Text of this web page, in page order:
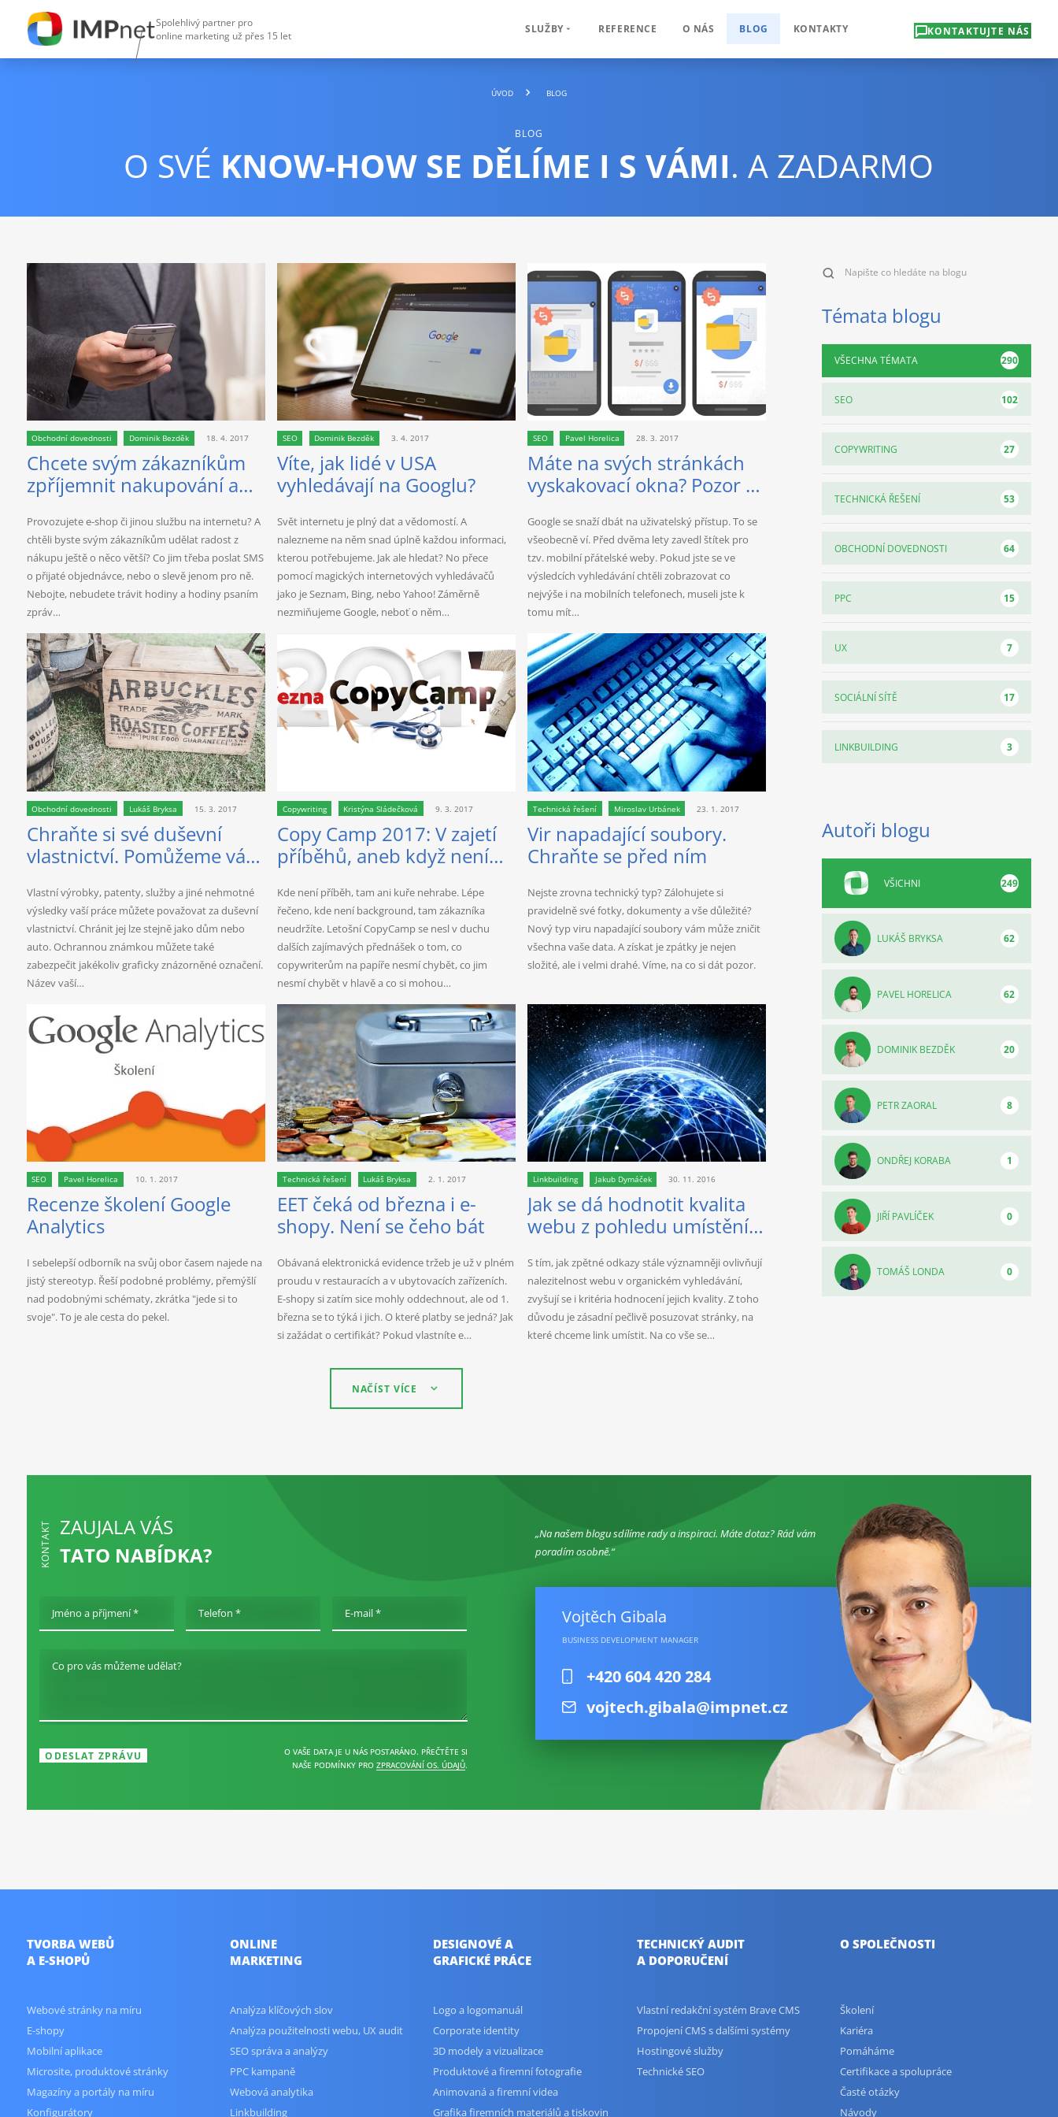
Spolehlivý partner pro
online marketing už přes 15 let
SLUŽBY REFERENCE O NÁS BLOG KONTAKTY KONTAKTUJTE NÁS
ÚVOD BLOG
BLOG
O SVÉ KNOW-HOW SE DĚLÍME I S VÁMI. A ZADARMO
Obchodní dovednosti Dominik Bezděk 18. 4. 2017
Chcete svým zákazníkům
zpříjemnit nakupování a
Provozujete e-shop či jinou službu na internetu? A
chtěli byste svým zákazníkům udělat radost z
nákupu ještě o něco větší? Co jim třeba poslat SMS
o přijaté objednávce, nebo o slevě jenom pro ně.
Nebojte, nebudete trávit hodiny a hodiny psaním
zpráv…
SEO Dominik Bezděk 3. 4. 2017
Víte, jak lidé v USA
vyhledávají na Googlu?
Svět internetu je plný dat a vědomostí. A
nalezneme na něm snad úplně každou informaci,
kterou potřebujeme. Jak ale hledat? No přece
pomocí magických internetových vyhledávačů
jako je Seznam, Bing, nebo Yahoo! Záměrně
nezmiňujeme Google, neboť o něm…
SEO Pavel Horelica 28. 3. 2017
Máte na svých stránkách
vyskakovací okna? Pozor ať
Google se snaží dbát na uživatelský přístup. To se
všeobecně ví. Před dvěma lety zavedl štítek pro
tzv. mobilní přátelské weby. Pokud jste se ve
výsledcích vyhledávání chtěli zobrazovat co
nejvýše i na mobilních telefonech, museli jste k
tomu mít…
Obchodní dovednosti Lukáš Bryksa 15. 3. 2017
Chraňte si své duševní
vlastnictví. Pomůžeme vám
Vlastní výrobky, patenty, služby a jiné nehmotné
výsledky vaší práce můžete považovat za duševní
vlastnictví. Chránit jej lze stejně jako dům nebo
auto. Ochrannou známkou můžete také
zabezpečit jakékoliv graficky znázorněné označení.
Název vaší…
Copywriting Kristýna Sládečková 9. 3. 2017
Copy Camp 2017: V zajetí
příběhů, aneb když není
Kde není příběh, tam ani kuře nehrabe. Lépe
řečeno, kde není background, tam zákazníka
neudržíte. Letošní CopyCamp se nesl v duchu
dalších zajímavých přednášek o tom, co
copywriterům na papíře nesmí chybět, co jim
nesmí chybět v hlavě a co si mohou…
Technická řešení Miroslav Urbánek 23. 1. 2017
Vir napadající soubory.
Chraňte se před ním
Nejste zrovna technický typ? Zálohujete si
pravidelně své fotky, dokumenty a vše důležité?
Nový typ viru napadající soubory vám může zničit
všechna vaše data. A získat je zpátky je nejen
složité, ale i velmi drahé. Víme, na co si dát pozor.
SEO Pavel Horelica 10. 1. 2017
Recenze školení Google
Analytics
I sebelepší odborník na svůj obor časem najede na
jistý stereotyp. Řeší podobné problémy, přemýšlí
nad podobnými schématy, zkrátka "jede si to
svoje". To je ale cesta do pekel.
Technická řešení Lukáš Bryksa 2. 1. 2017
EET čeká od března i e-
shopy. Není se čeho bát
Obávaná elektronická evidence tržeb je už v plném
proudu v restauracích a v ubytovacích zařízeních.
E-shopy si zatím sice mohly oddechnout, ale od 1.
března se to týká i jich. O které platby se jedná? Jak
si zažádat o certifikát? Pokud vlastníte e…
Linkbuilding Jakub Dymáček 30. 11. 2016
Jak se dá hodnotit kvalita
webu z pohledu umístění
S tím, jak zpětné odkazy stále významněji ovlivňují
nalezitelnost webu v organickém vyhledávání,
zvyšují se i kritéria hodnocení jejich kvality. Z toho
důvodu je zásadní pečlivě posuzovat stránky, na
které chceme link umístit. Na co vše se…
NAČÍST VÍCE
Témata blogu
VŠECHNA TÉMATA 290
SEO 102
COPYWRITING 27
TECHNICKÁ ŘEŠENÍ 53
OBCHODNÍ DOVEDNOSTI 64
PPC 15
UX 7
SOCIÁLNÍ SÍTĚ 17
LINKBUILDING 3
Autoři blogu
VŠICHNI 249
LUKÁŠ BRYKSA 62
PAVEL HORELICA 62
DOMINIK BEZDĚK 20
PETR ZAORAL 8
ONDŘEJ KORABA 1
JIŘÍ PAVLÍČEK 0
TOMÁŠ LONDA 0
KONTAKT ZAUJALA VÁS
TATO NABÍDKA?
Jméno a příjmení * Telefon * E-mail *
Co pro vás můžeme udělat?
O VAŠE DATA JE U NÁS POSTARÁNO. PŘEČTĚTE SI
NAŠE PODMÍNKY PRO ZPRACOVÁNÍ OS. ÚDAJŮ.
Na našem blogu sdílíme rady a inspiraci. Máte dotaz? Rád vám
poradím osobně.
Vojtěch Gibala
BUSINESS DEVELOPMENT MANAGER
+420 604 420 284
vojtech.gibala@impnet.cz
TVORBA WEBŮ
A E-SHOPŮ
Webové stránky na míru
E-shopy
Mobilní aplikace
Microsite, produktové stránky
Magazíny a portály na míru
Konfigurátory
ONLINE
MARKETING
Analýza klíčových slov
Analýza použitelnosti webu, UX audit
SEO správa a analýzy
PPC kampaně
Webová analytika
Linkbuilding
DESIGNOVÉ A
GRAFICKÉ PRÁCE
Logo a logomanuál
Corporate identity
3D modely a vizualizace
Produktové a firemní fotografie
Animovaná a firemní videa
Grafika firemních materiálů a tiskovin
TECHNICKÝ AUDIT
A DOPORUČENÍ
Vlastní redakční systém Brave CMS
Propojení CMS s dalšími systémy
Hostingové služby
Technické SEO
O SPOLEČNOSTI
Školení
Kariéra
Pomáháme
Certifikace a spolupráce
Časté otázky
Návody